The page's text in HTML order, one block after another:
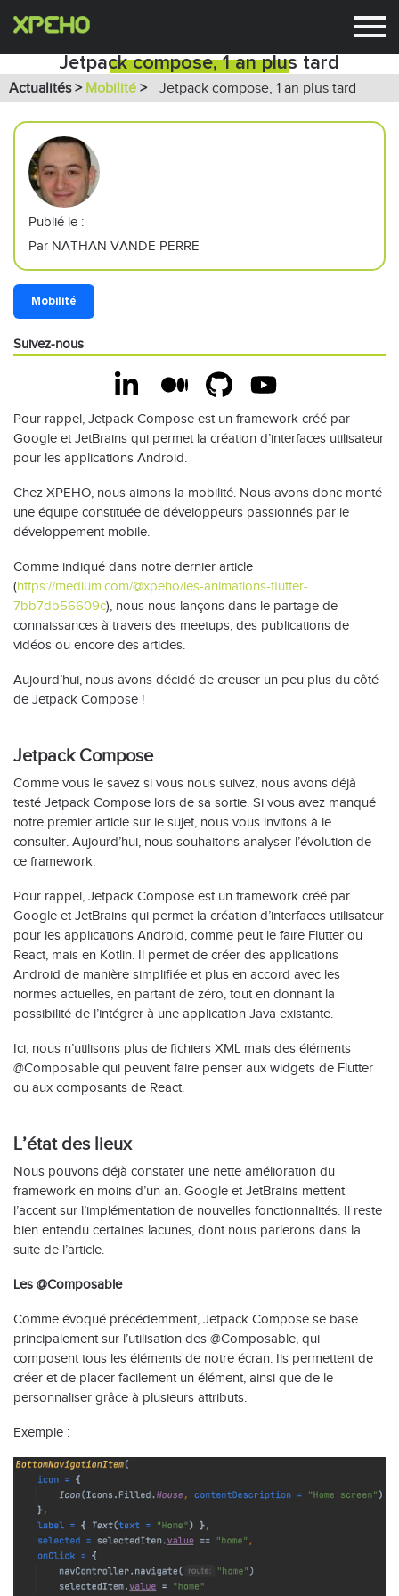
Jetpack compose, 1 an plus tard
Actualités > Mobilité > Jetpack compose, 1 an plus tard
Publié le :
Par NATHAN VANDE PERRE
Mobilité
Suivez-nous
Pour rappel, Jetpack Compose est un framework créé par
Google et JetBrains qui permet la création d’interfaces utilisateur
pour les applications Android.
Chez XPEHO, nous aimons la mobilité. Nous avons donc monté
une équipe constituée de développeurs passionnés par le
développement mobile.
Comme indiqué dans notre dernier article
(https://medium.com/@xpeho/les-animations-flutter-
7bb7db56609c), nous nous lançons dans le partage de
connaissances à travers des meetups, des publications de
vidéos ou encore des articles.
Aujourd’hui, nous avons décidé de creuser un peu plus du côté
de Jetpack Compose !
Jetpack Compose
Comme vous le savez si vous nous suivez, nous avons déjà
testé Jetpack Compose lors de sa sortie. Si vous avez manqué
notre premier article sur le sujet, nous vous invitons à le
consulter. Aujourd’hui, nous souhaitons analyser l’évolution de
ce framework.
Pour rappel, Jetpack Compose est un framework créé par
Google et JetBrains qui permet la création d’interfaces utilisateur
pour les applications Android, comme peut le faire Flutter ou
React, mais en Kotlin. Il permet de créer des applications
Android de manière simplifiée et plus en accord avec les
normes actuelles, en partant de zéro, tout en donnant la
possibilité de l’intégrer à une application Java existante.
Ici, nous n’utilisons plus de fichiers XML mais des éléments
@Composable qui peuvent faire penser aux widgets de Flutter
ou aux composants de React.
L’état des lieux
Nous pouvons déjà constater une nette amélioration du
framework en moins d’un an. Google et JetBrains mettent
l’accent sur l’implémentation de nouvelles fonctionnalités. Il reste
bien entendu certaines lacunes, dont nous parlerons dans la
suite de l’article.
Les @Composable
Comme évoqué précédemment, Jetpack Compose se base
principalement sur l’utilisation des @Composable, qui
composent tous les éléments de notre écran. Ils permettent de
créer et de placer facilement un élément, ainsi que de le
personnaliser grâce à plusieurs attributs.
Exemple :